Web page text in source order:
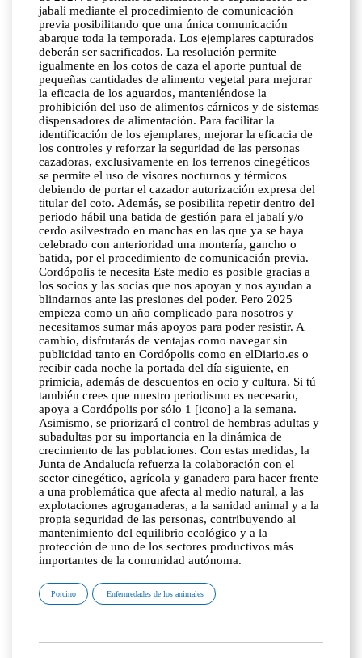
jabalí mediante el procedimiento de comunicación
previa posibilitando que una única comunicación
abarque toda la temporada. Los ejemplares capturados
deberán ser sacrificados. La resolución permite
igualmente en los cotos de caza el aporte puntual de
pequeñas cantidades de alimento vegetal para mejorar
la eficacia de los aguardos, manteniéndose la
prohibición del uso de alimentos cárnicos y de sistemas
dispensadores de alimentación. Para facilitar la
identificación de los ejemplares, mejorar la eficacia de
los controles y reforzar la seguridad de las personas
cazadoras, exclusivamente en los terrenos cinegéticos
se permite el uso de visores nocturnos y térmicos
debiendo de portar el cazador autorización expresa del
titular del coto. Además, se posibilita repetir dentro del
periodo hábil una batida de gestión para el jabalí y/o
cerdo asilvestrado en manchas en las que ya se haya
celebrado con anterioridad una montería, gancho o
batida, por el procedimiento de comunicación previa.
Cordópolis te necesita Este medio es posible gracias a
los socios y las socias que nos apoyan y nos ayudan a
blindarnos ante las presiones del poder. Pero 2025
empieza como un año complicado para nosotros y
necesitamos sumar más apoyos para poder resistir. A
cambio, disfrutarás de ventajas como navegar sin
publicidad tanto en Cordópolis como en elDiario.es o
recibir cada noche la portada del día siguiente, en
primicia, además de descuentos en ocio y cultura. Si tú
también crees que nuestro periodismo es necesario,
apoya a Cordópolis por sólo 1 [icono] a la semana.
Asimismo, se priorizará el control de hembras adultas y
subadultas por su importancia en la dinámica de
crecimiento de las poblaciones. Con estas medidas, la
Junta de Andalucía refuerza la colaboración con el
sector cinegético, agrícola y ganadero para hacer frente
a una problemática que afecta al medio natural, a las
explotaciones agroganaderas, a la sanidad animal y a la
propia seguridad de las personas, contribuyendo al
mantenimiento del equilibrio ecológico y a la
protección de uno de los sectores productivos más
importantes de la comunidad autónoma.
Porcino Enfermedades de los animales